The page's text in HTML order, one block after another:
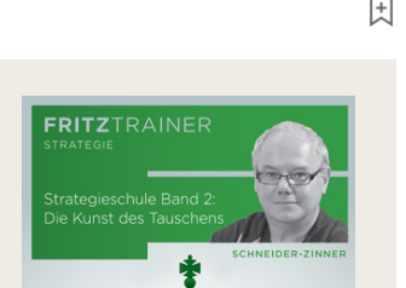
Fritz&Chesster
60
Minutes
FritzTrainer
Starting
out
Beginner
products